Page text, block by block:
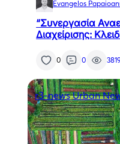
Evangelos
“Συνεργασία
Διαχείρισης:
0 0
r3-news Urban